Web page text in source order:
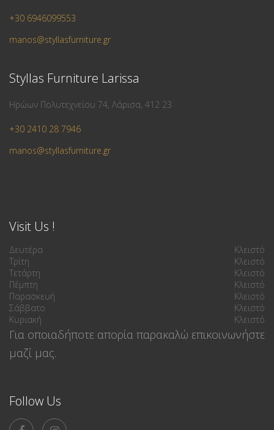
+30 6946099553
manos@styllasfurniture.gr
Styllas Furniture Larissa
Ηρώων Πολυτεχνείου 74, Λάρισα, 412 23
+30 2410 28 7946
manos@styllasfurniture.gr
Visit Us !
Δευτέρα
Κλειστό
Τρίτη
Κλειστό
Τετάρτη
Κλειστό
Πέμπτη
Κλειστό
Παρασκευή
Κλειστό
Σάββατο
Κλειστό
Κυριακή
Κλειστό
Για οποιαδήποτε απορία παρακαλώ επικοινωνήστε
μαζί μας.
Follow Us